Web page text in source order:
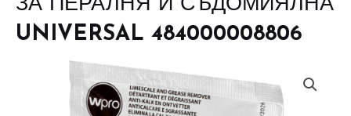
UNIVERSAL 484000008806